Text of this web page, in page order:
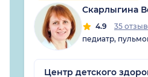
Скарлыгина
4.9
35
педиатр,
Центр детского